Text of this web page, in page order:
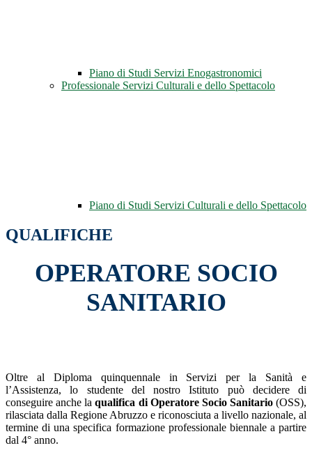
Piano di Studi Servizi Enogastronomici
Professionale Servizi Culturali e dello Spettacolo
Piano di Studi Servizi Culturali e dello Spettacolo
QUALIFICHE
OPERATORE SOCIO
SANITARIO
Oltre al Diploma quinquennale in Servizi per la Sanità e
l’Assistenza, lo studente del nostro Istituto può decidere di
conseguire anche laqualifica di Operatore Socio Sanitario(OSS),
rilasciata dalla Regione Abruzzo e riconosciuta a livello nazionale, al
termine di una specifica formazione professionale biennale a partire
dal 4° anno.